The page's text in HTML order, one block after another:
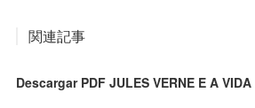
関連記事